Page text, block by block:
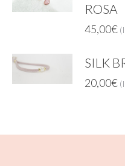
ROSA
45,00€
SILK
20,00€